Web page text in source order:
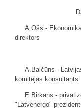
A.Ošs -
direktors
A.Balčūns -
komitejas konsultants
E.Birkāns -
"Latvenergo"